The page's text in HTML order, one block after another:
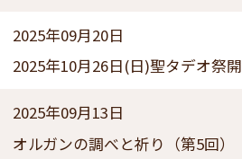
2025年09月20日
2025年10月26日(日)聖タデオ祭
2025年09月13日
オルガンの調べと祈り（第5回）